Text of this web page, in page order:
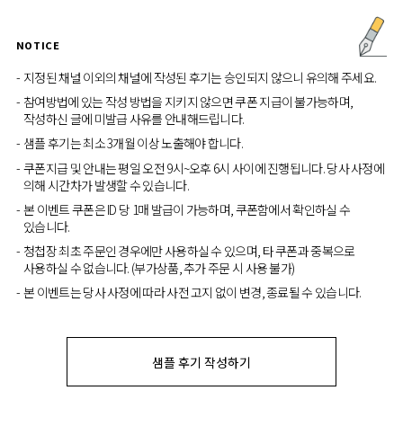
NOTICE
지정된 채널 이외의 채널에 작성된 후기는 승인되지 않으니 유의해 주세요.
참여방법에 있는 작성 방법을 지키지 않으면 쿠폰 지급이 불가능하며,
작성하신 글에 미발급 사유를 안내해드립니다.
샘플 후기는 최소 3개월 이상 노출해야 합니다.
쿠폰지급 및 안내는 평일 오전 9시~오후 6시 사이에 진행됩니다. 당사 사정에
의해 시간차가 발생할 수 있습니다.
본 이벤트 쿠폰은 ID 당 1매 발급이 가능하며, 쿠폰함에서 확인하실 수
있습니다.
청첩장 최초 주문인 경우에만 사용하실 수 있으며, 타 쿠폰과 중복으로
사용하실 수 없습니다. (부가상품, 추가 주문 시 사용 불가)
본 이벤트는 당사 사정에 따라 사전 고지 없이 변경, 종료될 수 있습니다.
샘플 후기 작성하기